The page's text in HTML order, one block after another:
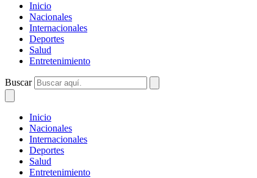
Inicio
Nacionales
Internacionales
Deportes
Salud
Entretenimiento
Buscar
Inicio
Nacionales
Internacionales
Deportes
Salud
Entretenimiento